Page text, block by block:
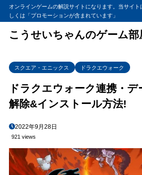
オンラインゲームの解説サイトになります。当サイ
しくは「プロモーションが含まれています」
こうせいちゃんのゲーム部
スクエア・エニックス ドラクエウォーク
ドラクエウォーク連携・デ
解除&インストール方法!
2022年9月28日
921 views